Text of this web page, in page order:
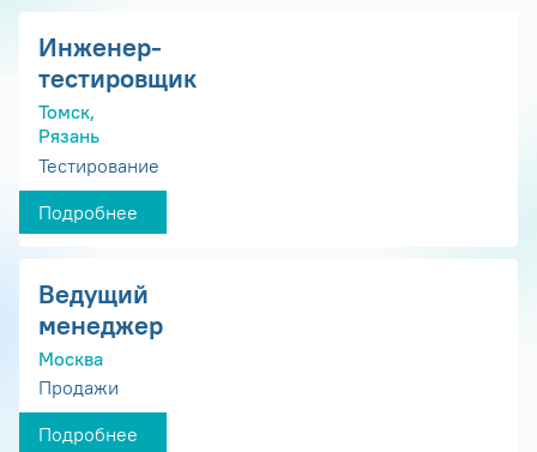
Инженер-
тестировщик
Томск,
Рязань
Тестирование
Подробнее
Ведущий
менеджер
Москва
Продажи
Подробнее